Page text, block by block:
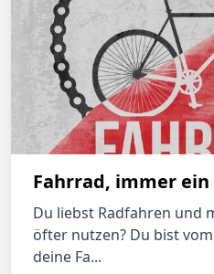
Fahrrad, immer ein
Du liebst Radfahren und
öfter nutzen? Du bist
deine Fa...